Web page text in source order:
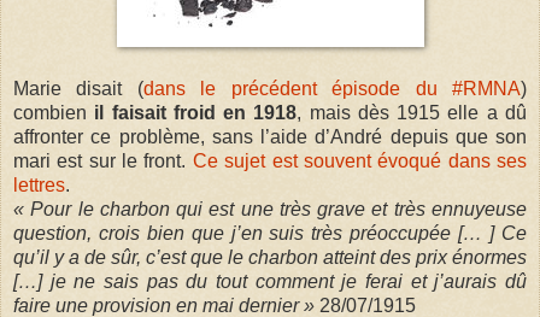
Marie disait (dans le précédent épisode du #RMNA)
combien il faisait froid en 1918, mais dès 1915 elle a dû
affronter ce problème, sans l’aide d’André depuis que son
mari est sur le front. Ce sujet est souvent évoqué dans ses
lettres.
« Pour le charbon qui est une très grave et très ennuyeuse
question, crois bien que j’en suis très préoccupée [… ] Ce
qu’il y a de sûr, c’est que le charbon atteint des prix énormes
[…] je ne sais pas du tout comment je ferai et j’aurais dû
faire une provision en mai dernier » 28/07/1915